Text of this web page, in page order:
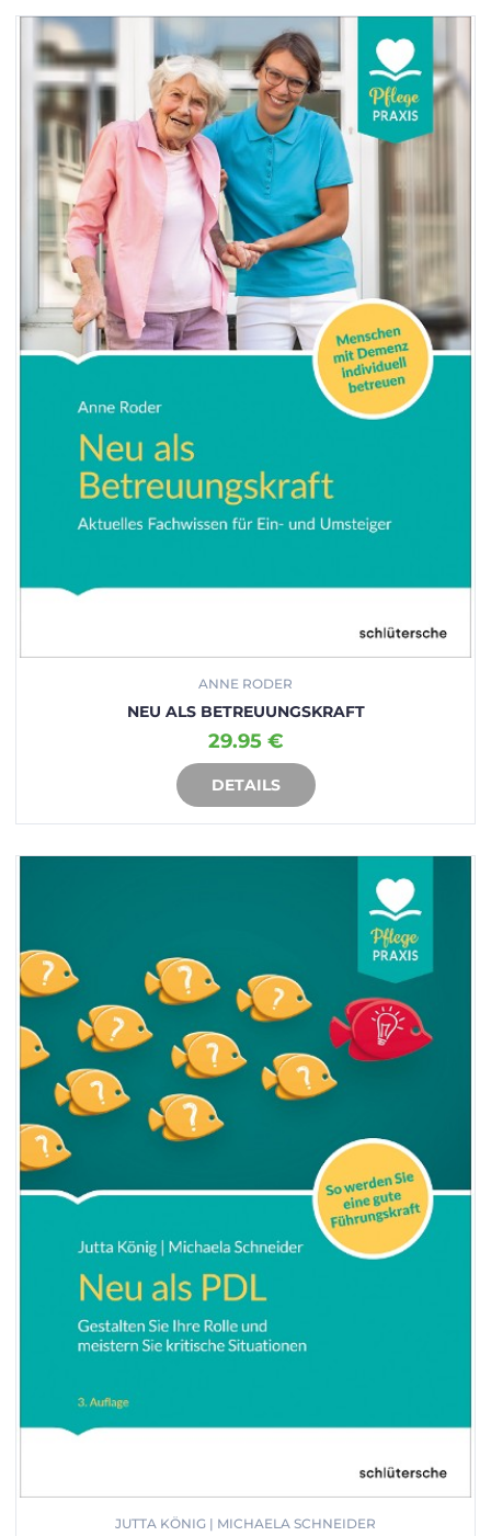
ANNE RODER
NEU ALS BETREUUNGSKRAFT
29.95 €
DETAILS
IN DEN WARENKORB
JUTTA KÖNIG | MICHAELA SCHNEIDER